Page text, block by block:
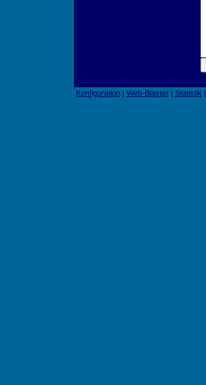
Konfiguration| Web-Blaster| Statistik |